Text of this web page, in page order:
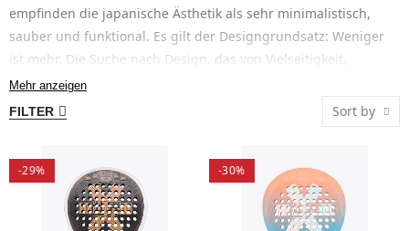
empfinden die japanische Ästhetik als sehr minimalistisch,
sauber und funktional. Es gilt der Designgrundsatz: Weniger
ist mehr. Die Suche nach Design, das von Vielseitigkeit,
Funktionalität und Haltbarkeit inspiriert ist. Wählen Sie Ihren
nächsten Padel-Osaka-Schläger, die Qualität der Rahmen ist
einfach und für Spieler aller Spielstärken geeignet.
Mehr anzeigen
FILTER Sort by
-29% -30%